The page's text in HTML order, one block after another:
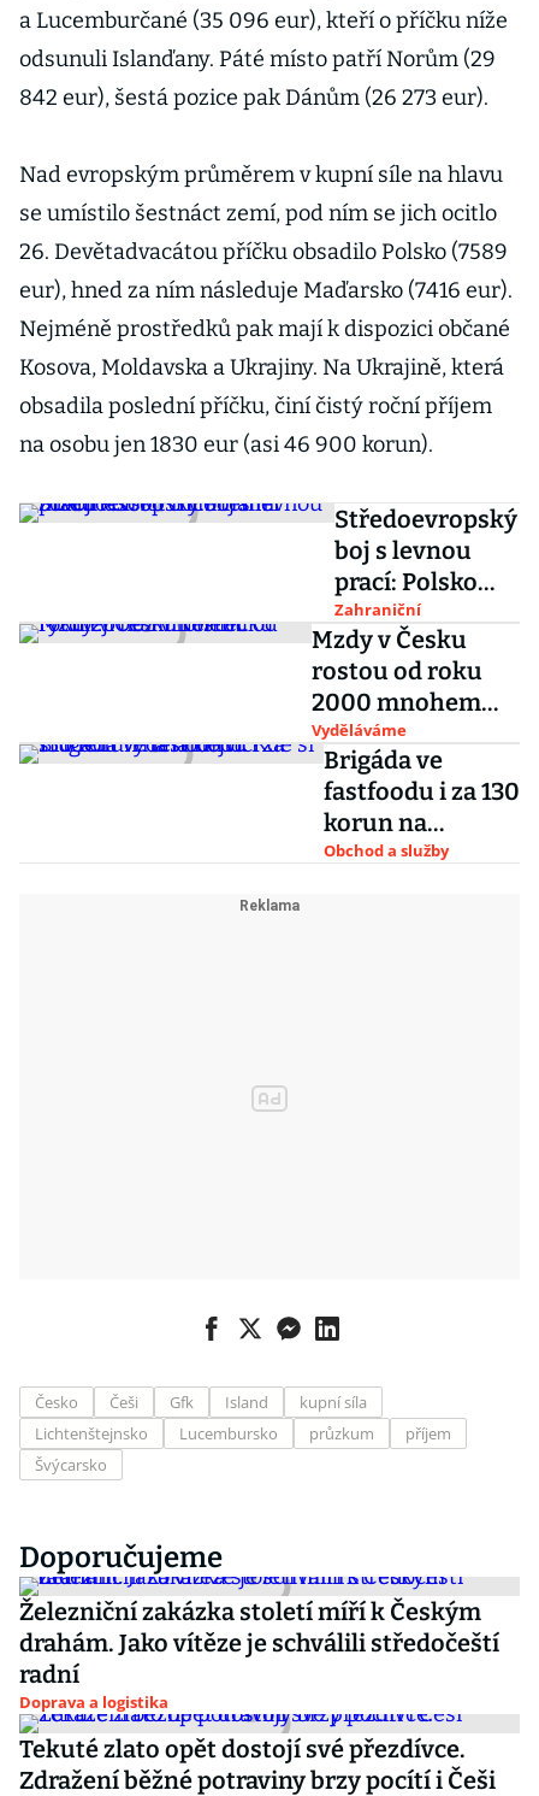
a Lucemburčané (35 096 eur), kteří o příčku níže
odsunuli Islanďany. Páté místo patří Norům (29
842 eur), šestá pozice pak Dánům (26 273 eur).
Nad evropským průměrem v kupní síle na hlavu
se umístilo šestnáct zemí, pod ním se jich ocitlo
26. Devětadvacátou příčku obsadilo Polsko (7589
eur), hned za ním následuje Maďarsko (7416 eur).
Nejméně prostředků pak mají k dispozici občané
Kosova, Moldavska a Ukrajiny. Na Ukrajině, která
obsadila poslední příčku, činí čistý roční příjem
na osobu jen 1830 eur (asi 46 900 korun).
Středoevropský
boj s levnou
prací: Polsko
chce téměř
zdvojnásobit
minimální
mzdu
Zahraniční
Mzdy v Česku
rostou od roku
2000 mnohem
rychleji než v
Německu
Vyděláváme
Brigáda ve
fastfoodu i za 130
korun na
hodinu. Kde si
Obchod a služby
Česko Češi Gfk Island
kupní síla
Lichtenštejnsko
Lucembursko průzkum
příjem
Švýcarsko
Doporučujeme
Železniční zakázka století míří k Českým
drahám. Jako vítěze je schválili středočeští
radní
Doprava a logistika
Tekuté zlato opět dostojí své přezdívce.
Zdražení běžné potraviny brzy pocítí i Češi